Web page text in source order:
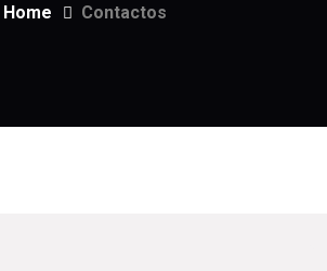
Home Contactos